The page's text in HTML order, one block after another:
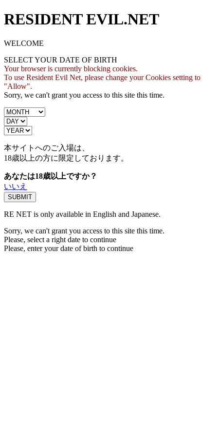
RESIDENT EVIL.NET
WELCOME
SELECT YOUR DATE OF BIRTH
Your browser is currently blocking cookies.
To use Resident Evil Net, please change your Cookies setting to
"Allow".
Sorry, we can't grant you access to this site this time.
本サイトへのご入場は、
18歳以上の方に限定しております。
あなたは18歳以上ですか？
いいえ
RE NET is only available in English and Japanese.
Sorry, we can't grant you access to this site this time.
Please, select a right date to continue
Please, enter your date of birth to continue